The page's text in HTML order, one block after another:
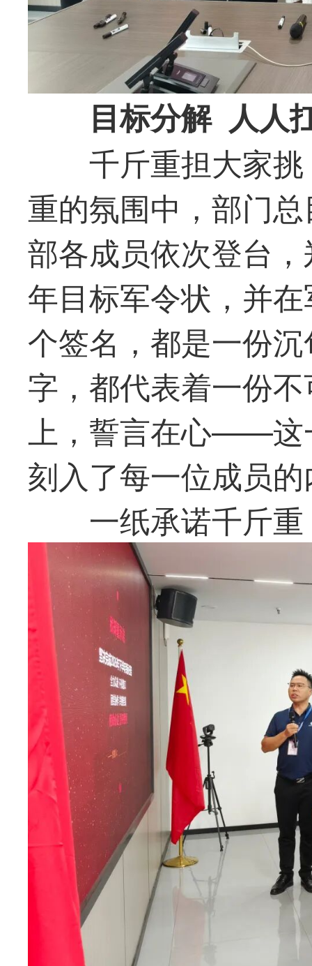
目标分解 人人
千斤重担大家
重的氛围中，部门
部各成员依次登台
年目标军令状，并
个签名，都是一份
字，都代表着一份
上，誓言在心——这
刻入了每一位成员
一纸承诺千斤